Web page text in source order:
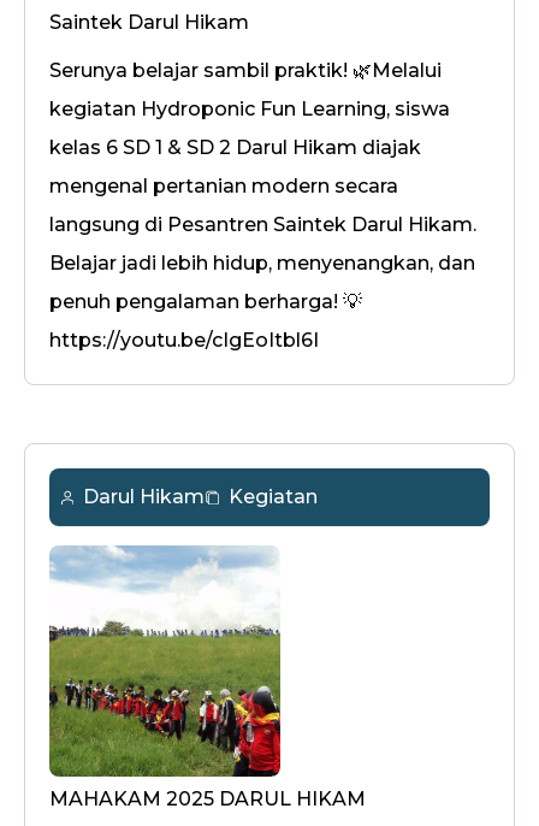
Saintek Darul Hikam
Serunya belajar sambil praktik! 🌿Melalui
kegiatan Hydroponic Fun Learning, siswa
kelas 6 SD 1 & SD 2 Darul Hikam diajak
mengenal pertanian modern secara
langsung di Pesantren Saintek Darul Hikam.
Belajar jadi lebih hidup, menyenangkan, dan
penuh pengalaman berharga! 💡
https://youtu.be/cIgEoItbl6I
Darul Hikam Kegiatan
MAHAKAM 2025 DARUL HIKAM